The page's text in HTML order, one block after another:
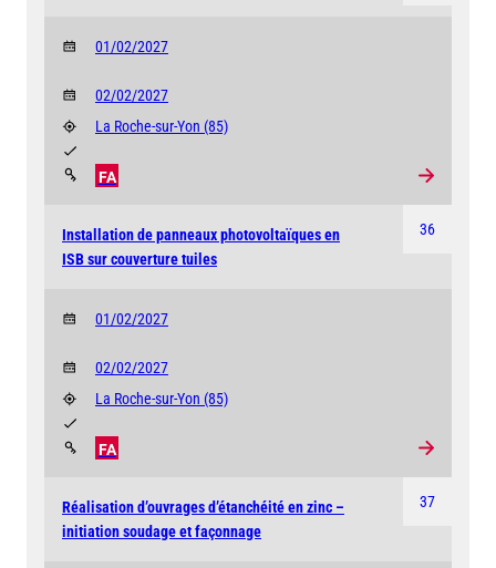
01/02/2027
02/02/2027
La Roche-sur-Yon (85)
FA
36
Installation de panneaux photovoltaïques en
ISB sur couverture tuiles
01/02/2027
02/02/2027
La Roche-sur-Yon (85)
FA
37
Réalisation d’ouvrages d’étanchéité en zinc –
initiation soudage et façonnage